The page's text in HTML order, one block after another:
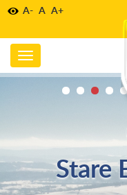
A- A A+
Toggle
navigation
Stare